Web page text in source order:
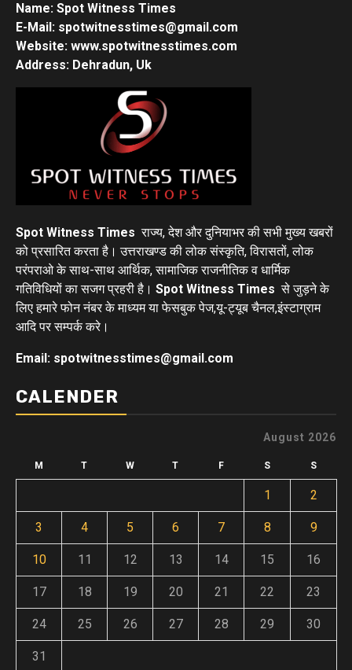
Name: Spot Witness Times
E-Mail: spotwitnesstimes@gmail.com
Website: www.spotwitnesstimes.com
Address: Dehradun, Uk
Spot Witness Times राज्य, देश और दुनियाभर की सभी मुख्य खबरों
को प्रसारित करता है। उत्तराखण्ड की लोक संस्कृति, विरासतों, लोक
परंपराओ के साथ-साथ आर्थिक, सामाजिक राजनीतिक व धार्मिक
गतिविधियों का सजग प्रहरी है। Spot Witness Times से जुड़ने के
लिए हमारे फोन नंबर के माध्यम या फेसबुक पेज,यू-ट्यूब चैनल,इंस्टाग्राम
आदि पर सम्पर्क करे।
Email: spotwitnesstimes@gmail.com
CALENDER
August 2026
M T W T F S S
1 2
3 4 5 6 7 8 9
10 11 12 13 14 15 16
17 18 19 20 21 22 23
24 25 26 27 28 29 30
31